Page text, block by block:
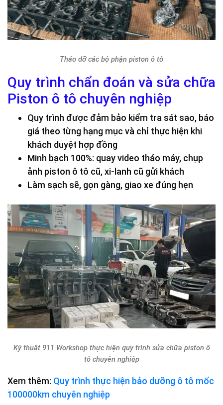
Tháo dỡ các bộ phận piston ô tô
Quy trình chẩn đoán và sửa chữa
Piston ô tô chuyên nghiệp
Quy trình được đảm bảo kiểm tra sát sao, báo
giá theo từng hạng mục và chỉ thực hiện khi
khách duyệt hợp đồng
Minh bạch 100%: quay video tháo máy, chụp
ảnh piston ô tô cũ, xi-lanh cũ gửi khách
Làm sạch sẽ, gọn gàng, giao xe đúng hẹn
Kỹ thuật 911 Workshop thực hiện quy trình sửa chữa piston ô
tô chuyên nghiệp
Xem thêm: Quy trình thực hiện bảo dưỡng ô tô mốc
100000km chuyên nghiệp